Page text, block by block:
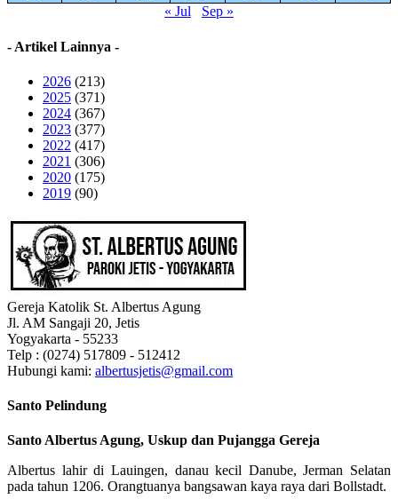
« Jul
Sep »
- Artikel Lainnya -
2026 (213)
2025 (371)
2024 (367)
2023 (377)
2022 (417)
2021 (306)
2020 (175)
2019 (90)
Gereja Katolik St. Albertus Agung
Jl. AM Sangaji 20, Jetis
Yogyakarta - 55233
Telp : (0274) 517809 - 512412
Hubungi kami: albertusjetis@gmail.com
Santo Pelindung
Santo Albertus Agung, Uskup dan Pujangga Gereja
Albertus lahir di Lauingen, danau kecil Danube, Jerman Selatan
pada tahun 1206. Orangtuanya bangsawan kaya raya dari Bollstadt.